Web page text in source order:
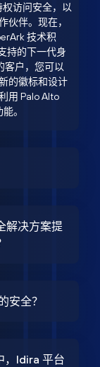
访问安全，以
伙伴。现在，
技术积
持的下一代身
客户，您可以
的徽标和设计
用 Palo Alto
。
解决方案提
安全？
，Idira 平台